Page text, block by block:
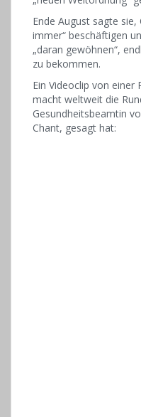
Ende August sagte
immer“ beschäftigen
„daran gewöhnen“,
zu bekommen.
Ein Videoclip von einer
macht weltweit die
Gesundheitsbeamtin
Chant, gesagt hat: